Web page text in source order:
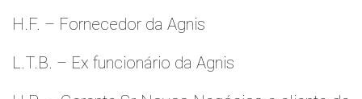
H.F. – Fornecedor da Agnis
L.T.B. – Ex funcionário da Agnis